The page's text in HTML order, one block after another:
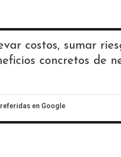
costos, sumar
concretos de
en Google